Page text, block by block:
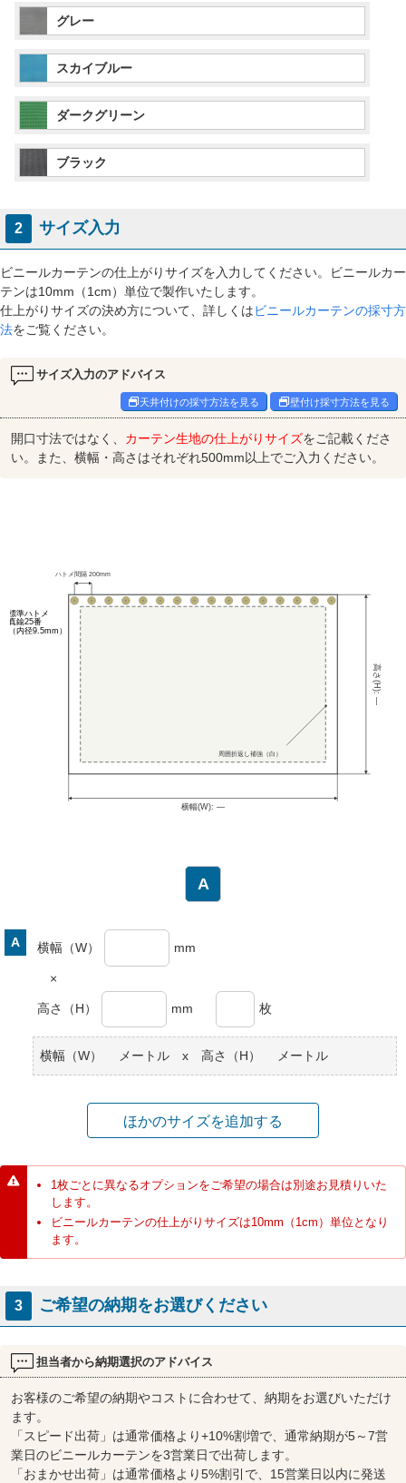
グレー
スカイブルー
ダークグリーン
ブラック
2 サイズ入力
ビニールカーテンの仕上がりサイズを入力してください。ビニールカー
テンは10mm（1cm）単位で製作いたします。
仕上がりサイズの決め方について、詳しくはビニールカーテンの採寸方
法をご覧ください。
サイズ入力のアドバイス
天井付けの採寸方法を見る 壁付け採寸方法を見る
開口寸法ではなく、 カーテン生地の仕上がりサイズをご記載くださ
い。また、横幅・高さはそれぞれ500mm以上でご入力ください。
ハトメ間隔 200mm
横幅(W): —
高さ(H): —
標準ハトメ
真鍮25番
（内径9.5mm）
周囲折返し補強（白）
横幅（W） mm
×
高さ（H） mm 枚
横幅（W） メートル x 高さ（H） メートル
ほかのサイズを追加する
1枚ごとに異なるオプションをご希望の場合は別途お見積りいた
します。
ビニールカーテンの仕上がりサイズは10mm（1cm）単位となり
ます。
3 ご希望の納期をお選びください
担当者から納期選択のアドバイス
お客様のご希望の納期やコストに合わせて、納期をお選びいただけ
ます。
「スピード出荷」は通常価格より+10%割増で、通常納期が5～7営
業日のビニールカーテンを3営業日で出荷します。
「おまかせ出荷」は通常価格より5%割引で、15営業日以内に発送